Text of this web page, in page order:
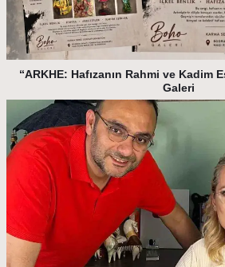
“ARKHE: Hafızanın Rahmi ve Kadim
Galeri